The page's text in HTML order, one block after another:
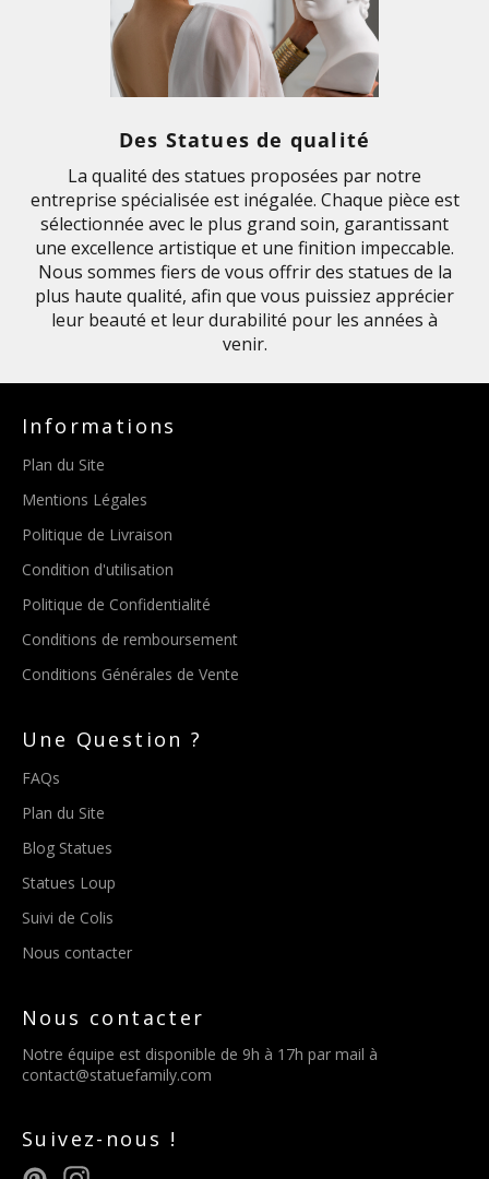
Des Statues de qualité
La qualité des statues proposées par notre
entreprise spécialisée est inégalée. Chaque pièce est
sélectionnée avec le plus grand soin, garantissant
une excellence artistique et une finition impeccable.
Nous sommes fiers de vous offrir des statues de la
plus haute qualité, afin que vous puissiez apprécier
leur beauté et leur durabilité pour les années à
venir.
Informations
Plan du Site
Mentions Légales
Politique de Livraison
Condition d'utilisation
Politique de Confidentialité
Conditions de remboursement
Conditions Générales de Vente
Une Question ?
FAQs
Plan du Site
Blog Statues
Statues Loup
Suivi de Colis
Nous contacter
Nous contacter
Notre équipe est disponible de 9h à 17h par mail à
contact@statuefamily.com
Suivez-nous !